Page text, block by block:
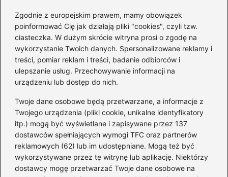
Zgodnie z europejskim prawem, mamy obowiązek
poinformować Cię jak działają pliki "cookies", czyli tzw.
ciasteczka. W dużym skrócie witryna prosi o zgodę na
wykorzystanie Twoich danych. Spersonalizowane reklamy i
treści, pomiar reklam i treści, badanie odbiorców i
ulepszanie usług. Przechowywanie informacji na
urządzeniu lub dostęp do nich.
Twoje dane osobowe będą przetwarzane, a informacje z
Twojego urządzenia (pliki cookie, unikalne identyfikatory
itp.) mogą być wyświetlane i zapisywane przez 137
dostawców spełniających wymogi TFC oraz partnerów
reklamowych (62) lub im udostępniane. Mogą też być
wykorzystywane przez tę witrynę lub aplikację. Niektórzy
dostawcy mogę przetwarzać Twoje dane osobowe na
Jak wygodnie dotrzeć z
lotniska Marco Polo do
Mestre? Poradnik krok po
kroku
Kategorie
Ciekawostki(8)
Kultura i tradycje(10)
Loty(233)
Polska(66)
Wakacje (295)